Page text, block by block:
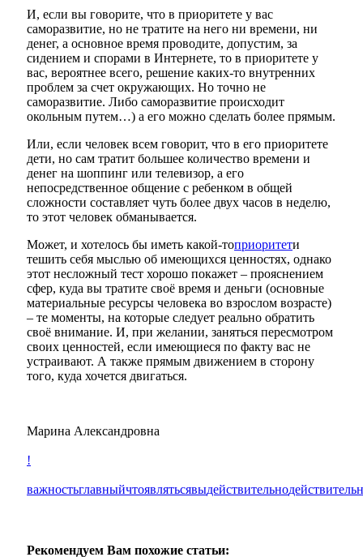
И, если вы говорите, что в приоритете у вас
саморазвитие, но не тратите на него ни времени, ни
денег, а основное время проводите, допустим, за
сидением и спорами в Интернете, то в приоритете у
вас, вероятнее всего, решение каких-то внутренних
проблем за счет окружающих. Но точно не
саморазвитие. Либо саморазвитие происходит
окольным путем…) а его можно сделать более прямым.
Или, если человек всем говорит, что в его приоритете
дети, но сам тратит большее количество времени и
денег на шоппинг или телевизор, а его
непосредственное общение с ребенком в общей
сложности составляет чуть более двух часов в неделю,
то этот человек обманывается.
Может, и хотелось бы иметь какой-топриоритети
тешить себя мыслью об имеющихся ценностях, однако
этот несложный тест хорошо покажет – прояснением
сфер, куда вы тратите своё время и деньги (основные
материальные ресурсы человека во взрослом возрасте)
– те моменты, на которые следует реально обратить
своё внимание. И, при желании, заняться пересмотром
своих ценностей, если имеющиеся по факту вас не
устраивают. А также прямым движением в сторону
того, куда хочется двигаться.
Марина Александровна
!
важностьглавныйчтоявлятьсявыдействительно
Рекомендуем Вам похожие статьи: